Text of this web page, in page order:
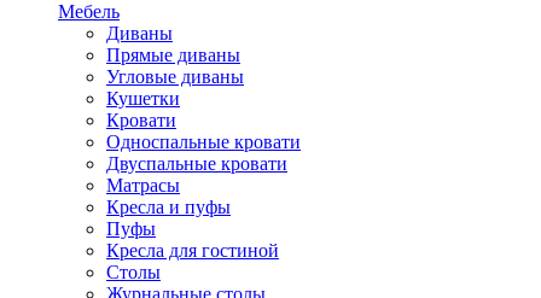
Мебель
Диваны
Прямые диваны
Угловые диваны
Кушетки
Кровати
Односпальные кровати
Двуспальные кровати
Матрасы
Кресла и пуфы
Пуфы
Кресла для гостиной
Столы
Журнальные столы